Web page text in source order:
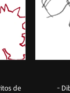
de
-